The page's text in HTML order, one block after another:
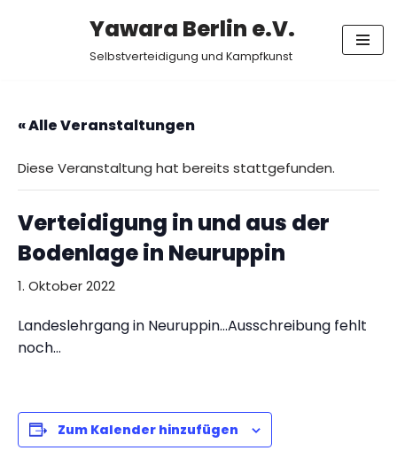
Yawara Berlin e.V.
Selbstverteidigung und Kampfkunst
« Alle Veranstaltungen
Diese Veranstaltung hat bereits stattgefunden.
Verteidigung in und aus der
Bodenlage in Neuruppin
1. Oktober 2022
Landeslehrgang in Neuruppin…Ausschreibung fehlt
noch…
Zum Kalender hinzufügen